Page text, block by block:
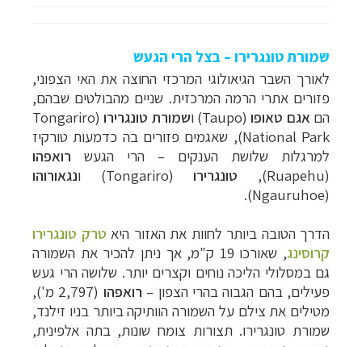
שמורת טונגרירו – בצל הרי הגעש
לאורך השבר הגיאולוגי המרכזי החוצה את האי הצפוני,
פזורים אתרי הרמה המרכזית. שניים מהבולטים שבהם,
הם אגם טאופו(
Taupo) ושמורת טונגרירו (
Tongariro
National Park), שאגמים פזורים בה כדמעות טורקיז
למרגלות שלושת הענקים – הרי הגעש רואפהו
(
Ruapehu
), טונגרירו(
Tongariro) ונגאורוהו
(
Ngauruhoe
).
הדרך הטובה ביותר לחוות את האזור היא טרק טונגרירו
קרוסינג,
שאורכו 19 ק"מ, אך ניתן להכיר את השמורה
גם במסלולי הליכה נוחים וקצרים יותר. שלושה הרי געש
פעילים, בהם הגבוה בהרי הצפון – רואפהו
(2,797 מ'),
מטילים את צילם על השמורה הוותיקה ביותר בניו זילנד,
שמורת טונגרירו. תצורות צומח שונות, בתה אלפינית,